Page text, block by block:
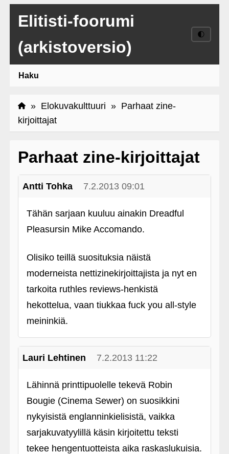
Elitisti-foorumi
(arkistoversio)
🌓
Haku
» Elokuvakulttuuri » Parhaat zine-
kirjoittajat
Parhaat zine-kirjoittajat
Antti Tohka 7.2.2013 09:01
Tähän sarjaan kuuluu ainakin Dreadful
Pleasursin Mike Accomando.
Olisiko teillä suosituksia näistä
moderneista nettizinekirjoittajista ja nyt en
tarkoita ruthles reviews-henkistä
hekottelua, vaan tiukkaa fuck you all-style
meininkiä.
Lauri Lehtinen 7.2.2013 11:22
Lähinnä printtipuolelle tekevä Robin
Bougie (Cinema Sewer) on suosikkini
nykyisistä englanninkielisistä, vaikka
sarjakuvatyylillä käsin kirjoitettu teksti
tekee hengentuotteista aika raskaslukuisia.